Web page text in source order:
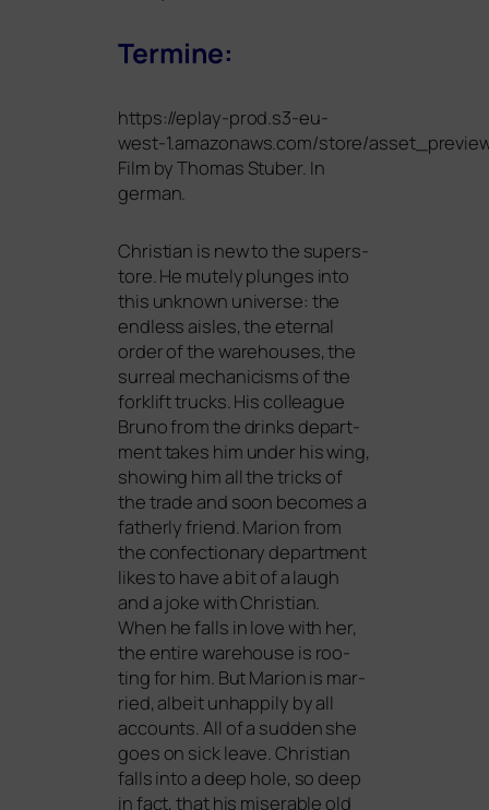
Termine:
https://eplay-prod.s3-eu-
west‑1.amazonaws.com/store/
Film by Thomas Stuber. In
german.
Christian is new to the super­s­
to­re. He mute­ly plun­ges into
this unknown uni­ver­se: the
end­less ais­les, the eter­nal
order of the warehou­ses, the
sur­re­al mecha­ni­cisms of the
for­k­lift trucks. His col­le­ague
Bruno from the drinks depart­
ment takes him under his wing,
show­ing him all the tricks of
the trade and soon beco­mes a
fat­her­ly fri­end. Marion from
the con­fec­tion­a­ry depart­ment
likes to have a bit of a laugh
and a joke with Christian.
When he falls in love with her,
the enti­re warehouse is roo­
ting for him. But Marion is mar­
ried, albeit unhap­pi­ly by all
accounts. All of a sud­den she
goes on sick lea­ve. Christian
falls into a deep hole, so deep
in fact, that his mise­ra­ble old